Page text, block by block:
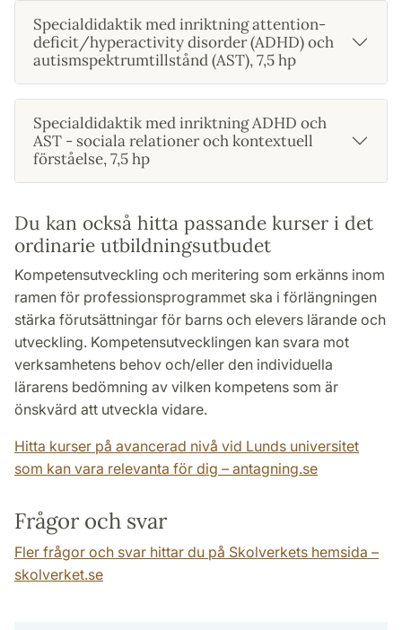
Specialdidaktik med inriktning attention-
deficit/hyperactivity disorder (ADHD) och
autismspektrumtillstånd (AST), 7,5 hp
Specialdidaktik med inriktning ADHD och
AST - sociala relationer och kontextuell
förståelse, 7,5 hp
Du kan också hitta passande kurser i det
ordinarie utbildningsutbudet
Kompetensutveckling och meritering som erkänns inom
ramen för professionsprogrammet ska i förlängningen
stärka förutsättningar för barns och elevers lärande och
utveckling. Kompetensutvecklingen kan svara mot
verksamhetens behov och/eller den individuella
lärarens bedömning av vilken kompetens som är
önskvärd att utveckla vidare.
Hitta kurser på avancerad nivå vid Lunds universitet
som kan vara relevanta för dig – antagning.se
Frågor och svar
Fler frågor och svar hittar du på Skolverkets hemsida –
skolverket.se